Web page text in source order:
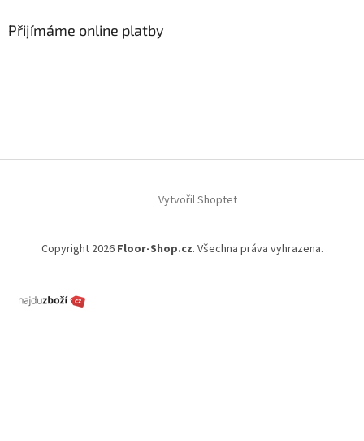
Přijímáme online platby
Vytvořil Shoptet
Copyright 2026 Floor-Shop.cz. Všechna práva vyhrazena.